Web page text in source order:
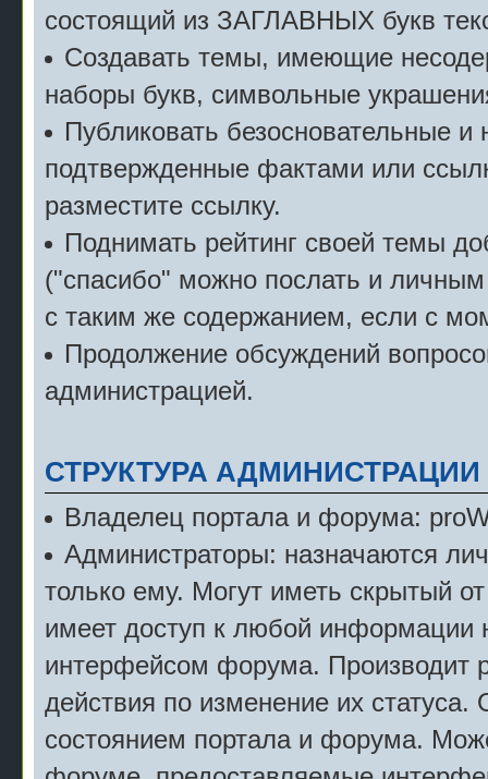
состоящий из ЗАГЛАВНЫХ букв
Создавать темы, имеющие
наборы букв, символьные
Публиковать безосновательные
подтвержденные фактами или
разместите ссылку.
Поднимать рейтинг своей темы
("спасибо" можно послать и
с таким же содержанием, если с
Продолжение обсуждений
администрацией.
СТРУКТУРА
Владелец портала и форума:
Администраторы: назначаются
только ему. Могут иметь скрытый
имеет доступ к любой информации
интерфейсом форума. Производит
действия по изменение их
состоянием портала и форума.